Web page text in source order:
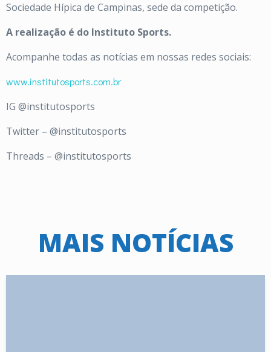
Sociedade Hípica de Campinas, sede da competição.
A realização é do Instituto Sports.
Acompanhe todas as notícias em nossas redes sociais:
www.institutosports.com.br
IG @institutosports
Twitter – @institutosports
Threads – @institutosports
MAIS NOTÍCIAS